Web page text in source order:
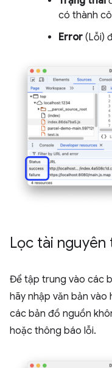
có thành
Error (Lỗi)
Lọc tài nguyên
Để tập trung vào các
hãy nhập văn bản
các bản đồ nguồn
hoặc thông báo lỗi.